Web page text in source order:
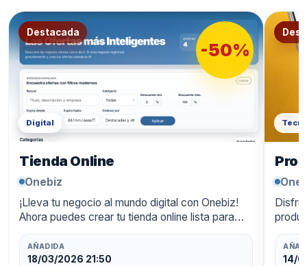
Destacada
-50%
Digital
Tienda Online
Onebiz
¡Lleva tu negocio al mundo digital con Onebiz!
Ahora puedes crear tu tienda online lista para
funcionar las 24 horas, con un diseño
profesional y pagos integra…
AÑADIDA
18/03/2026 21:50 14/